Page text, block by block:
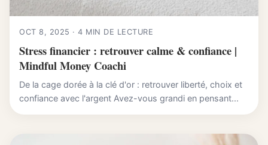
OCT 8, 2025 · 4 MIN DE LECTURE
Stress financier : retrouver calme & confiance |
Mindful Money Coachi
De la cage dorée à la clé d'or : retrouver liberté, choix et
confiance avec l'argent Avez-vous grandi en pensant...